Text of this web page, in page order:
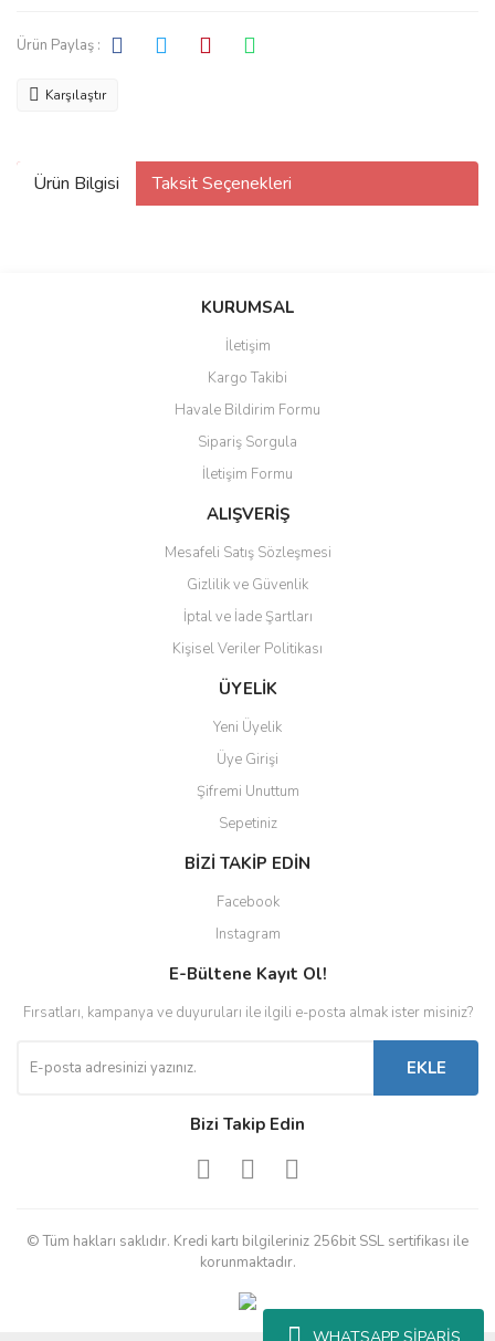
WHATSAPP SİPARİŞ
Ürün Paylaş :
Karşılaştır
Ürün Bilgisi Taksit Seçenekleri
KURUMSAL
İletişim
Kargo Takibi
Havale Bildirim Formu
Sipariş Sorgula
İletişim Formu
ALIŞVERİŞ
Mesafeli Satış Sözleşmesi
Gizlilik ve Güvenlik
İptal ve İade Şartları
Kişisel Veriler Politikası
ÜYELİK
Yeni Üyelik
Üye Girişi
Şifremi Unuttum
Sepetiniz
BİZİ TAKİP EDİN
Facebook
Instagram
E-Bültene Kayıt Ol!
Fırsatları, kampanya ve duyuruları ile ilgili e-posta almak ister misiniz?
EKLE
Bizi Takip Edin
© Tüm hakları saklıdır. Kredi kartı bilgileriniz 256bit SSL sertifikası ile
korunmaktadır.